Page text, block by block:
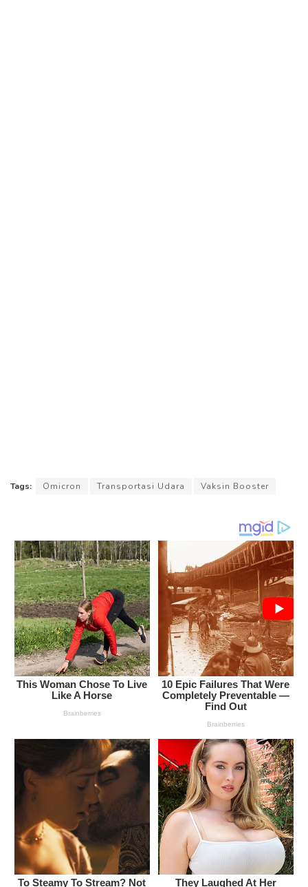
Tags: Omicron Transportasi Udara Vaksin Booster